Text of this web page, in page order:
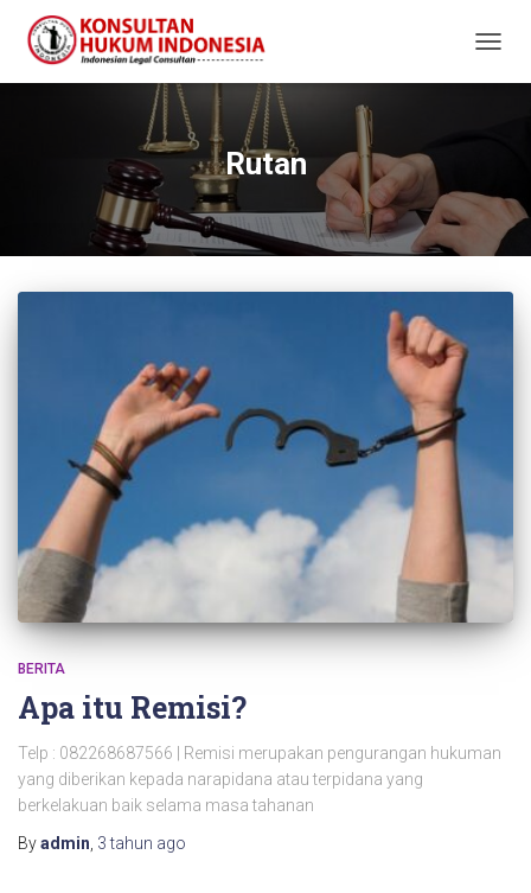
Rutan
BERITA
Apa itu Remisi?
Telp : 082268687566 | Remisi merupakan pengurangan hukuman
yang diberikan kepada narapidana atau terpidana yang
berkelakuan baik selama masa tahanan
Byadmin 3 tahun ago